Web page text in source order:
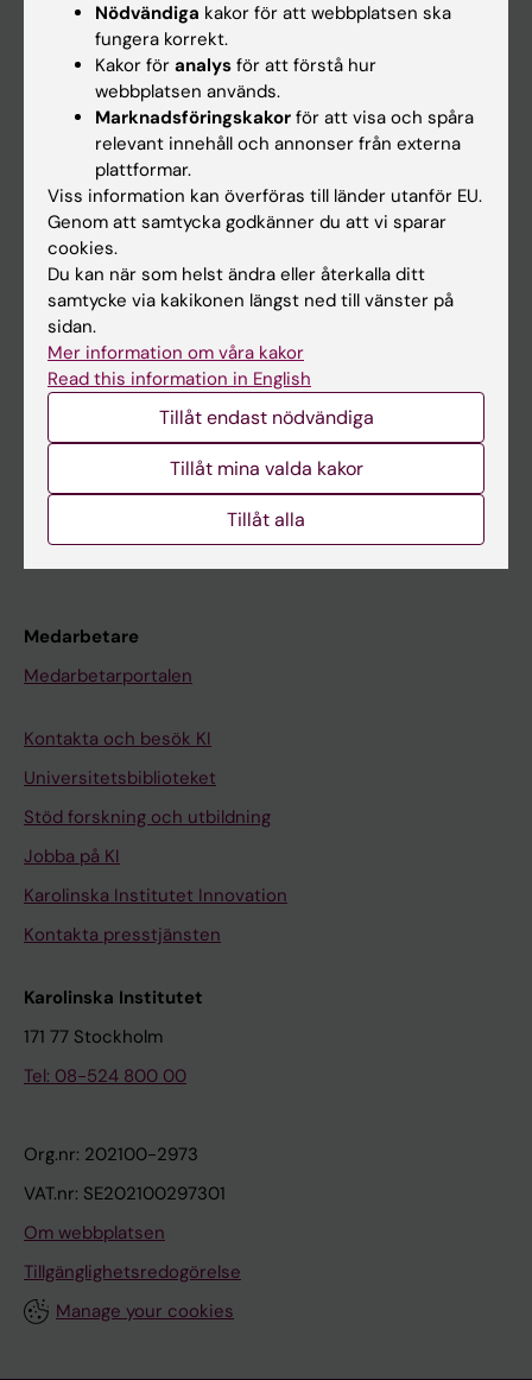
Forskarutbildning
Forskning
Nyheter
Kalender
Student
Ladok
Canvas
Schema
Kurs- och programwebbar
Medarbetare
Medarbetarportalen
Kontakta och besök KI
Universitetsbiblioteket
Stöd forskning och utbildning
Jobba på KI
Karolinska Institutet Innovation
Kontakta presstjänsten
Karolinska Institutet
171 77 Stockholm
Tel: 08-524 800 00
Org.nr: 202100-2973
VAT.nr: SE202100297301
Om webbplatsen
Tillgänglighetsredogörelse
Manage your cookies
Nödvändiga kakor för att webbplatsen ska
fungera korrekt.
Kakor för analys för att förstå hur
webbplatsen används.
Marknadsföringskakor för att visa och spåra
relevant innehåll och annonser från externa
plattformar.
Viss information kan överföras till länder utanför EU.
Genom att samtycka godkänner du att vi sparar
cookies.
Du kan när som helst ändra eller återkalla ditt
samtycke via kakikonen längst ned till vänster på
sidan.
Mer information om våra kakor
Read this information in English
Tillåt endast nödvändiga
Tillåt mina valda kakor
Tillåt alla